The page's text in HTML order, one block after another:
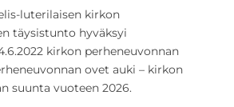
luterilaisen kirkon
täysistunto hyväksyi
kirkon perheneuvonnan
ovet auki – kirkon
suunta vuoteen 2026.